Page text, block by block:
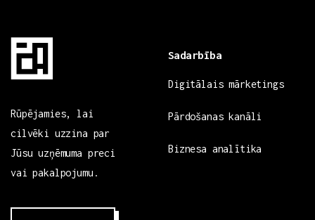
Rūpējamies, lai
cilvēki uzzina par
Jūsu uzņēmuma preci
vai pakalpojumu.
Sadarbība
Digitālais mārketings
Pārdošanas kanāli
Biznesa analītika